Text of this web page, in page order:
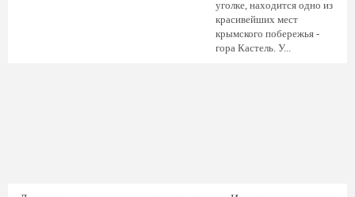
уголке, находится одно из
красивейших мест
крымского побережья -
гора Кастель. У...